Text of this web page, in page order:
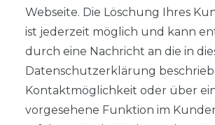
Webseite. Die Löschung Ihres
ist jederzeit möglich und kann
durch eine Nachricht an die in
Datenschutzerklärung
Kontaktmöglichkeit oder über
vorgesehene Funktion im